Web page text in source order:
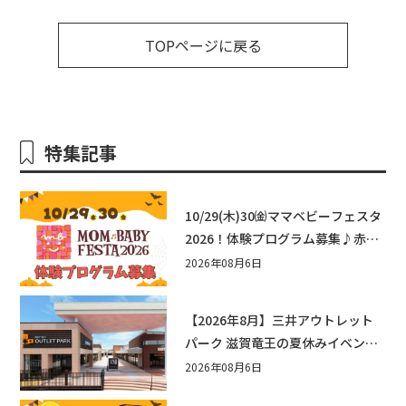
TOPページに戻る
特集記事
10/29(木)30㈮ママベビーフェスタ
2026！体験プログラム募集♪赤ち
ゃん向けイベントに出演しません
2026年08月6日
【2026年8月】三井アウトレット
パーク 滋賀竜王の夏休みイベント
まとめ！びしょぬれ水あそび・激
2026年08月6日